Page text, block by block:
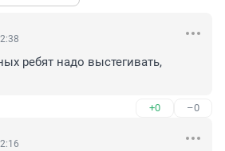
ребят надо выстегивать,
+0 –0